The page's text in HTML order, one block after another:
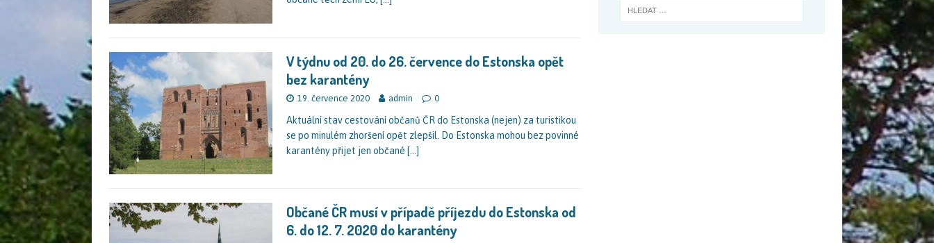
V týdnu od 20. do 26. července do Estonska opět
bez karantény
19. července 2020 admin 0
Aktuální stav cestování občanů ČR do Estonska (nejen) za turistikou
se po minulém zhoršení opět zlepšil. Do Estonska mohou bez povinné
karantény přijet jen občané […]
Občané ČR musí v případě příjezdu do Estonska od
6. do 12. 7. 2020 do karantény